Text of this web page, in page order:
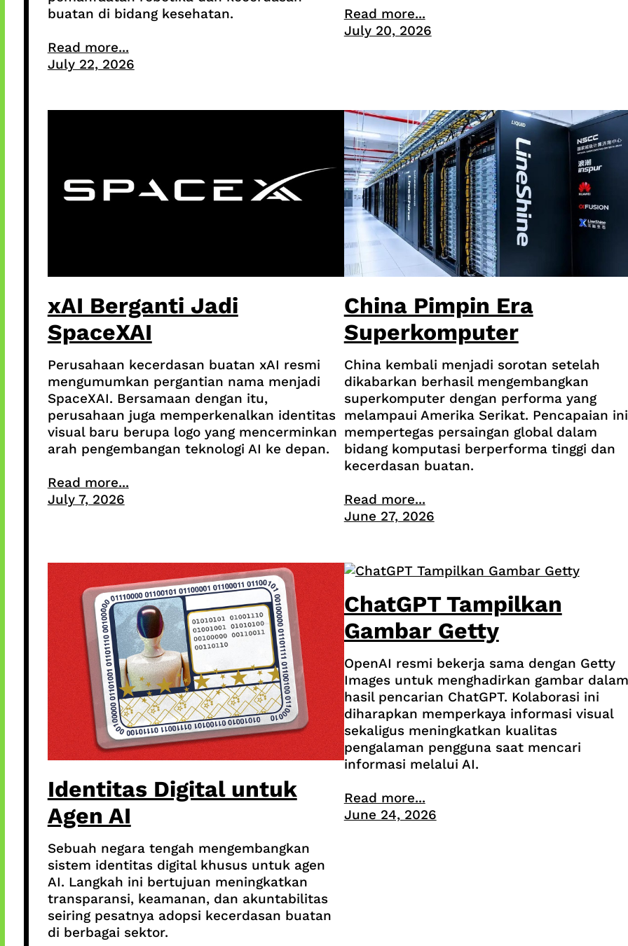
buatan di bidang kesehatan.
Read more...
July 22, 2026
Read more...
July 20, 2026
xAI Berganti Jadi
SpaceXAI
Perusahaan kecerdasan buatan xAI resmi
mengumumkan pergantian nama menjadi
SpaceXAI. Bersamaan dengan itu,
perusahaan juga memperkenalkan identitas
visual baru berupa logo yang mencerminkan
arah pengembangan teknologi AI ke depan.
Read more...
July 7, 2026
China Pimpin Era
Superkomputer
China kembali menjadi sorotan setelah
dikabarkan berhasil mengembangkan
superkomputer dengan performa yang
melampaui Amerika Serikat. Pencapaian ini
mempertegas persaingan global dalam
bidang komputasi berperforma tinggi dan
kecerdasan buatan.
Read more...
June 27, 2026
Identitas Digital untuk
Agen AI
Sebuah negara tengah mengembangkan
sistem identitas digital khusus untuk agen
AI. Langkah ini bertujuan meningkatkan
transparansi, keamanan, dan akuntabilitas
seiring pesatnya adopsi kecerdasan buatan
di berbagai sektor.
ChatGPT Tampilkan
Gambar Getty
OpenAI resmi bekerja sama dengan Getty
Images untuk menghadirkan gambar dalam
hasil pencarian ChatGPT. Kolaborasi ini
diharapkan memperkaya informasi visual
sekaligus meningkatkan kualitas
pengalaman pengguna saat mencari
informasi melalui AI.
Read more...
June 24, 2026